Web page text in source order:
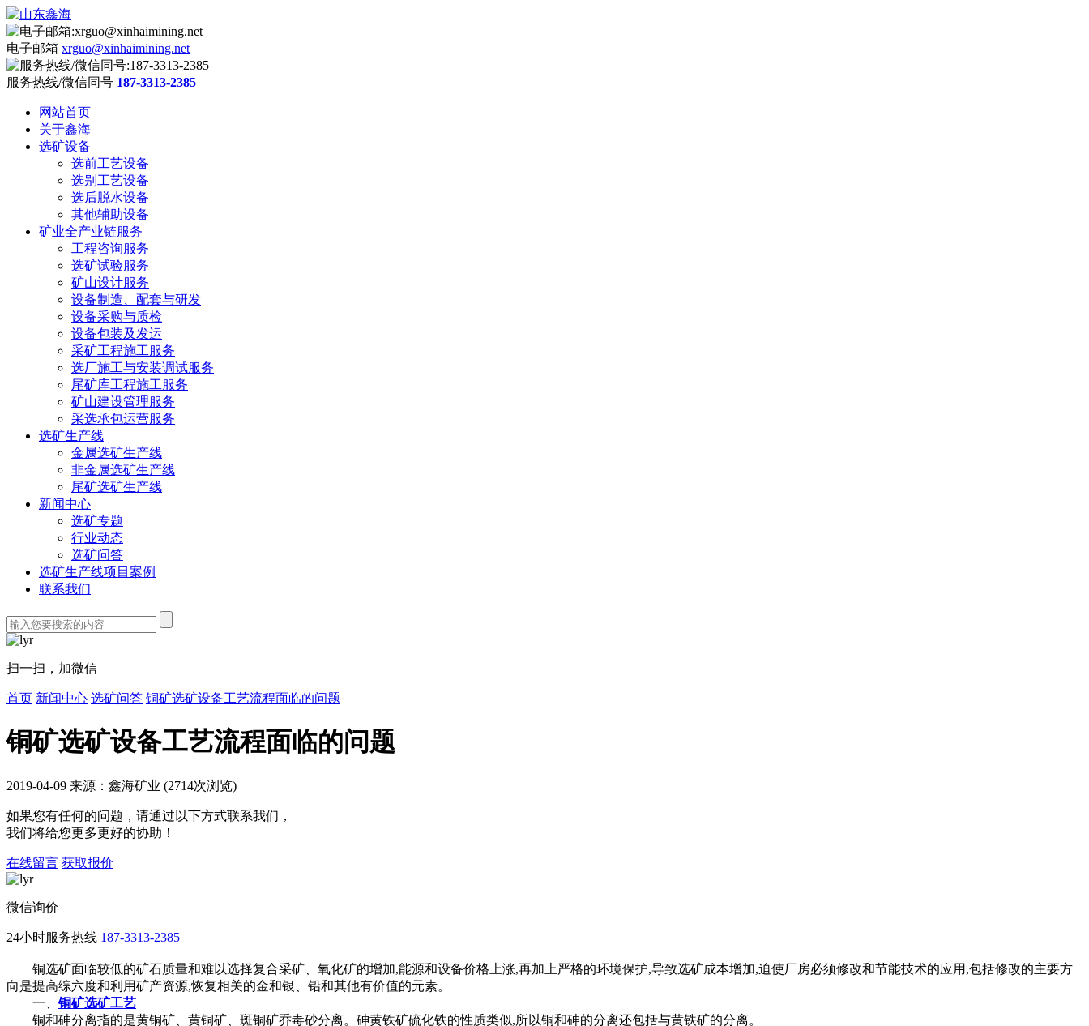
电子邮箱 xrguo@xinhaimining.net
服务热线/微信同号 187-3313-2385
网站首页
关于鑫海
选矿设备
选前工艺设备
选别工艺设备
选后脱水设备
其他辅助设备
矿业全产业链服务
工程咨询服务
选矿试验服务
矿山设计服务
设备制造、配套与研发
设备采购与质检
设备包装及发运
采矿工程施工服务
选厂施工与安装调试服务
尾矿库工程施工服务
矿山建设管理服务
采选承包运营服务
选矿生产线
金属选矿生产线
非金属选矿生产线
尾矿选矿生产线
新闻中心
选矿专题
行业动态
选矿问答
选矿生产线项目案例
联系我们
扫一扫，加微信
首页 新闻中心 选矿问答 铜矿选矿设备工艺流程面临的问题
铜矿选矿设备工艺流程面临的问题
2019-04-09 来源：鑫海矿业 (2714次浏览)
如果您有任何的问题，请通过以下方式联系我们，
我们将给您更多更好的协助！
在线留言 获取报价
微信询价
24小时服务热线 187-3313-2385
铜选矿面临较低的矿石质量和难以选择复合采矿、氧化矿的增加,能源和设备价格上涨,再加上严格的环境保护,导致选矿成本增加,迫使厂房必须修改和节能技术的应用,包括修改的主要方
向是提高综六度和利用矿产资源,恢复相关的金和银、铅和其他有价值的元素。
一、 铜矿选矿工艺
铜和砷分离指的是黄铜矿、黄铜矿、斑铜矿乔毒砂分离。砷黄铁矿硫化铁的性质类似,所以铜和砷的分离还包括与黄铁矿的分离。